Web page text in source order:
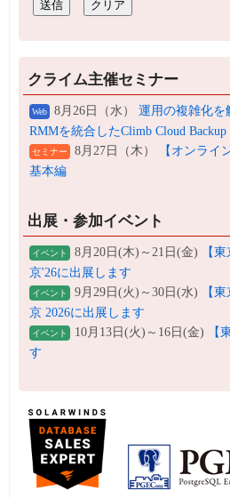
クライム主催セミナー
Web 8月26日（水） 運用の複雑化を
RMMを統合したClimb Cloud
セミナー 8月27日（木）
【オンライ
基本編
出展・参加イベント
イベント 8月20日(木)～21日(金)
【
京'26に出展します
イベント 9月29日(火)～30日(水)
【
京 2026に出展します
イベント 10月13日(火)～16日(金)
【
す